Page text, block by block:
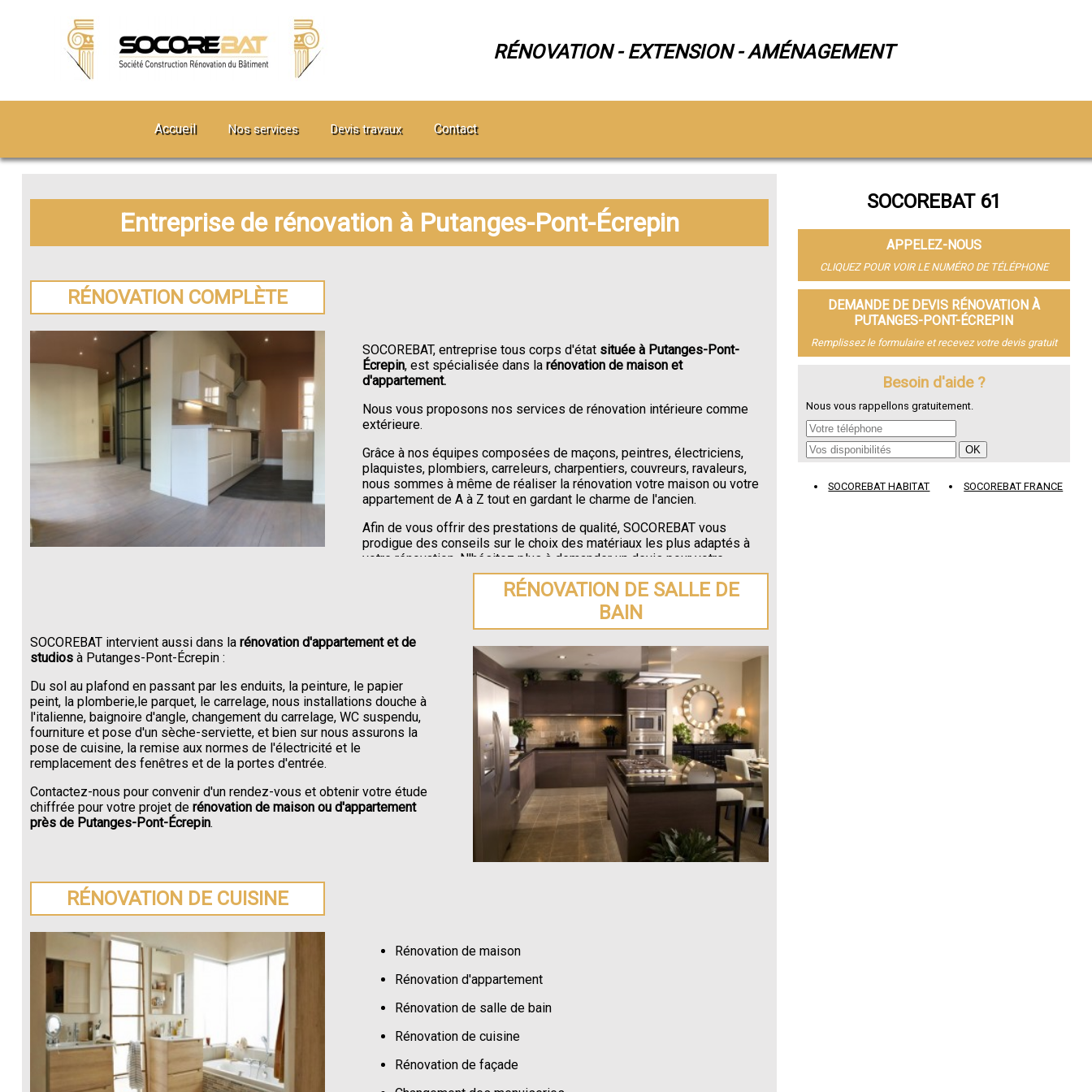
RÉNOVATION - EXTENSION - AMÉNAGEMENT
Accueil Nos services Devis travaux Contact
Entreprise de rénovation à Putanges-Pont-Écrepin
RÉNOVATION COMPLÈTE
SOCOREBAT, entreprise tous corps d'état située à Putanges-Pont-
Écrepin, est spécialisée dans la rénovation de maison et
d'appartement.
Nous vous proposons nos services de rénovation intérieure comme
extérieure.
Grâce à nos équipes composées de maçons, peintres, électriciens,
plaquistes, plombiers, carreleurs, charpentiers, couvreurs, ravaleurs,
nous sommes à même de réaliser la rénovation votre maison ou votre
appartement de A à Z tout en gardant le charme de l'ancien.
Afin de vous offrir des prestations de qualité, SOCOREBAT vous
prodigue des conseils sur le choix des matériaux les plus adaptés à
votre rénovation. N'hésitez plus à demander un devis pour votre
rénovation de maison ou appartement à Putanges-Pont-Écrepin.
RÉNOVATION DE SALLE DE
BAIN
SOCOREBAT intervient aussi dans la rénovation d'appartement et de
studiosà Putanges-Pont-Écrepin :
Du sol au plafond en passant par les enduits, la peinture, le papier
peint, la plomberie,le parquet, le carrelage, nous installations douche à
l'italienne, baignoire d'angle, changement du carrelage, WC suspendu,
fourniture et pose d'un sèche-serviette, et bien sur nous assurons la
pose de cuisine, la remise aux normes de l'électricité et le
remplacement des fenêtres et de la portes d'entrée.
Contactez-nous pour convenir d'un rendez-vous et obtenir votre étude
chiffrée pour votre projet derénovation de maison ou d'appartement
près de Putanges-Pont-Écrepin.
RÉNOVATION DE CUISINE
Rénovation de maison
Rénovation d'appartement
Rénovation de salle de bain
Rénovation de cuisine
Rénovation de façade
SOCOREBAT 61
APPELEZ-NOUS
CLIQUEZ POUR VOIR LE NUMÉRO DE TÉLÉPHONE
DEMANDE DE DEVIS RÉNOVATION À
PUTANGES-PONT-ÉCREPIN
Remplissez le formulaire et recevez votre devis gratuit
Besoin d'aide ?
Nous vous rappellons gratuitement.
SOCOREBAT HABITAT SOCOREBAT FRANCE